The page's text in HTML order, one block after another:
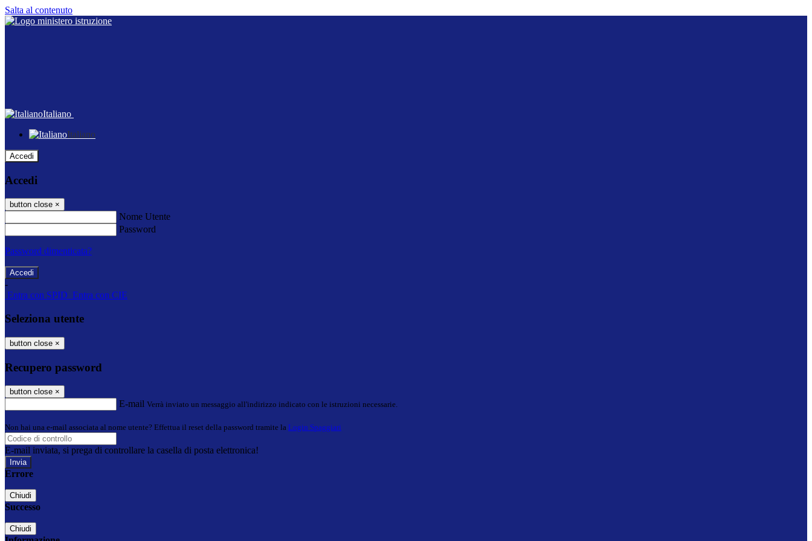
Salta al contenuto
Italiano
Italiano
Accedi
Accedi
button close ×
Nome Utente
Password
Password dimenticata?
-
Entra con SPID Entra con CIE
Seleziona utente
button close ×
Recupero password
button close ×
E-mail Verrà inviato un messaggio all'indirizzo indicato con le istruzioni necessarie.
Non hai una e-mail associata al nome utente? Effettua il reset della password tramite la Login Spaggiari
E-mail inviata, si prega di controllare la casella di posta elettronica!
Errore
Chiudi
Successo
Chiudi